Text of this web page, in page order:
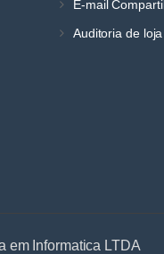
E-mail
Auditoria de loja
em Informatica LTDA